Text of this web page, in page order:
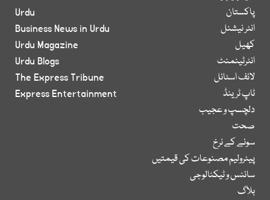
پاکستان
انٹر نیشنل
کھیل
انٹرٹینمنٹ
لائف اسٹائل
ٹاپ ٹرینڈ
دلچسپ و عجیب
صحت
سونے کے نرخ
پیٹرولیم مصنوعات کی قیمتیں
سائنس و ٹیکنالوجی
بلاگ
Urdu
Business News in Urdu
Urdu Magazine
Urdu Blogs
The Express Tribune
Express Entertainment